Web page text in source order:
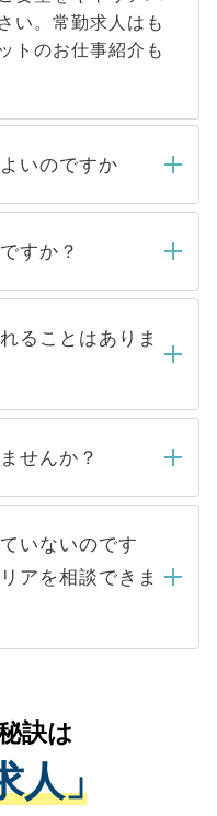
い。常勤求人はも
トのお仕事紹介も
いのですか
、弊社担当者がご
後メールもしくは
内にはご連絡をせて
らくお待ちくださ
すか？
扱っている求人の
トからご覧いただ
す。非公開求人は
般には公開してい
人気のある医療機
応募が殺到する場
件に合った人材の
するケースが増え
ることはありま
とは一切ありませ
ら内定をいただい
ません。内定先へ
パートナーが行い
せんか？
とはありませんの
サイトからの登録
様の個人情報は、
および転職活動の
ます。お預かりし
タはご本人の許可
についての厳密な
者のみに付与され
を取得済みです。
いないのです
アを相談できま
機関の状況や紹介
切なアドバイスを
ぐにご転職をされ
ポートが可能です
訣は
人」